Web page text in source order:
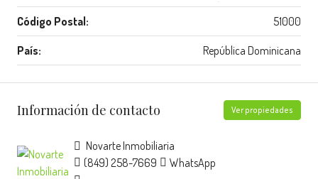
Código Postal: 51000
País: República Dominicana
Información de contacto Ver propiedades
Novarte Inmobiliaria
(849) 258-7669
WhatsApp